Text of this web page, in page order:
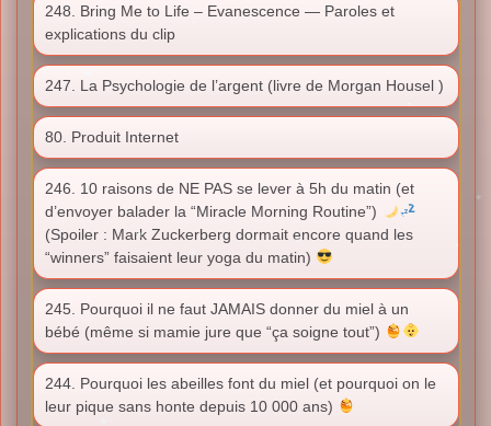
248. Bring Me to Life – Evanescence — Paroles et
explications du clip
247. La Psychologie de l’argent (livre de Morgan Housel )
80. Produit Internet
246. 10 raisons de NE PAS se lever à 5h du matin (et
d’envoyer balader la “Miracle Morning Routine”)
(Spoiler : Mark Zuckerberg dormait encore quand les
“winners” faisaient leur yoga du matin)
245. Pourquoi il ne faut JAMAIS donner du miel à un
bébé (même si mamie jure que “ça soigne tout”)
244. Pourquoi les abeilles font du miel (et pourquoi on le
leur pique sans honte depuis 10 000 ans)